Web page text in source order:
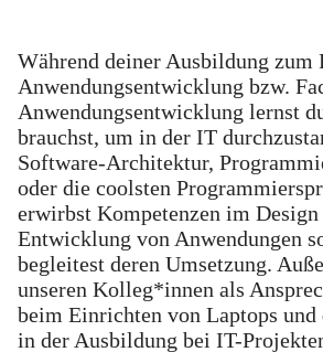
Während deiner Ausbildung
Anwendungsentwicklung bzw.
Anwendungsentwicklung lernst
brauchst, um in der IT
Software-Architektur,
oder die coolsten
erwirbst Kompetenzen im Design
Entwicklung von Anwendungen
begleitest deren Umsetzung.
unseren Kolleg*innen als
beim Einrichten von Laptops und
in der Ausbildung bei IT-